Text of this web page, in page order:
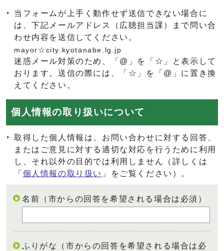
当フォームが上手く動作せず送信できない場合に
は、下記メールアドレス（広聴担当課）まで問い合
わせ内容を送信してください。
mayor☆city.kyotanabe.lg.jp
迷惑メール対策のため、「@」を「☆」と表示して
おります。送信の際には、「☆」を「@」に置き換
えてください。
個人情報の取り扱いについて
取得した個人情報は、お問い合わせに対する回答、
またはご意見に対する適切な対応を行うために利用
し、それ以外の目的では利用しません（詳しくは
「 個人情報の取り扱い 」をご覧ください）。
名前（市からの回答を希望される場合は必須）
ふりがな（市からの回答を希望される場合は必